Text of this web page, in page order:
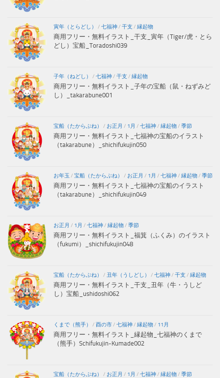
寅年（とらどし） / 七福神 / 干支 / 縁起物
商用フリー・無料イラスト_干支_寅年（Tiger/虎・とら
どし）宝船_Toradoshi039
子年（ねどし） / 七福神 / 干支 / 縁起物
商用フリー・無料イラスト_子年の宝船（鼠・ねずみど
し）_takarabune001
宝船（たからぶね） / お正月 / 1月 / 七福神 / 縁起物 / 季節
商用フリー・無料イラスト_七福神の宝船のイラスト
（takarabune）_shichifukujin050
お年玉 / 宝船（たからぶね） / お正月 / 1月 / 七福神 / 縁起物 / 季節
商用フリー・無料イラスト_七福神の宝船のイラスト
（takarabune）_shichifukujin049
お正月 / 1月 / 七福神 / 縁起物 / 季節
商用フリー・無料イラスト_福箕（ふくみ）のイラスト
（fukumi）_shichifukujin048
宝船（たからぶね） / 丑年（うしどし） / 七福神 / 干支 / 縁起物
商用フリー・無料イラスト_干支_丑年（牛・うしど
し）宝船_ushidoshi062
くまで（熊手） / 酉の市 / 七福神 / 縁起物 / 11月
商用フリー・無料イラスト_縁起物_七福神のくまで
（熊手）Schifukujin-Kumade002
宝船（たからぶね） / お正月 / 1月 / 七福神 / 縁起物 / 季節